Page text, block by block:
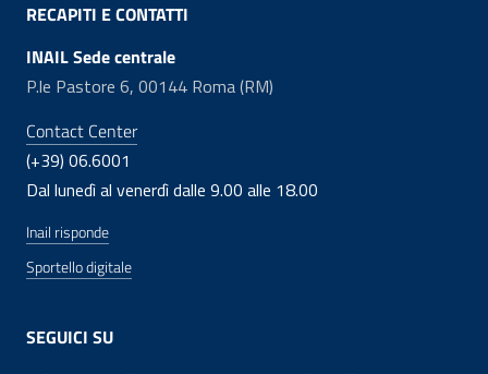
RECAPITI E CONTATTI
INAIL Sede centrale
P.le Pastore 6, 00144 Roma (RM)
Contact Center
(+39) 06.6001
Dal lunedì al venerdì dalle 9.00 alle 18.00
Inail risponde
Sportello digitale
SEGUICI SU